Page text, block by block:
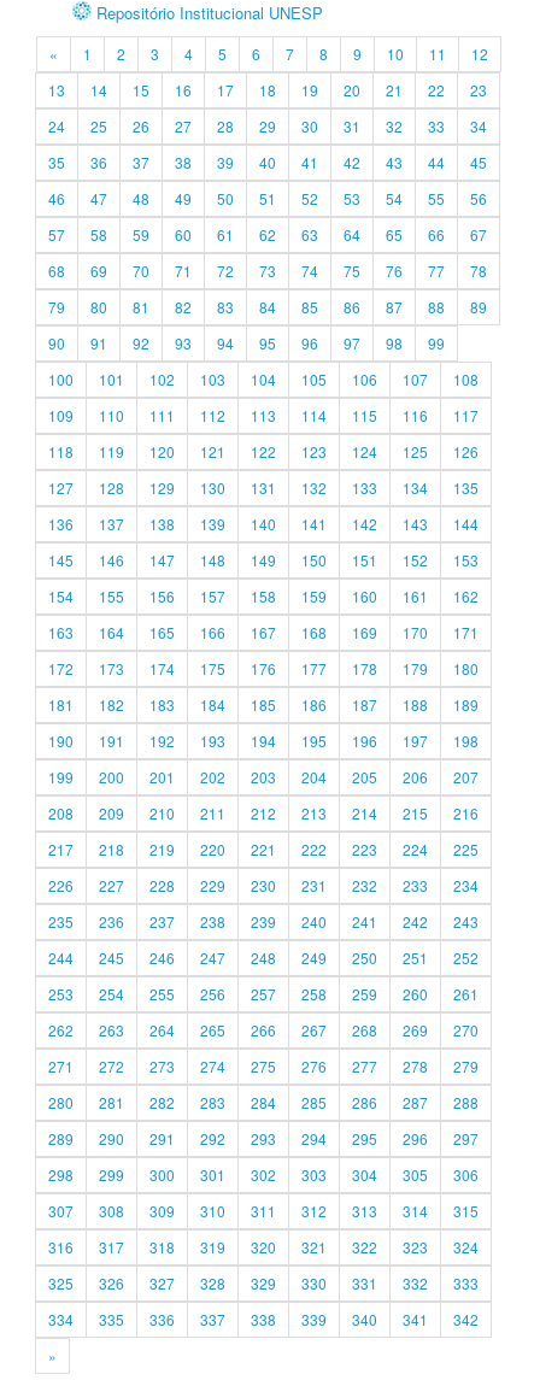
Repositório Institucional UNESP
« 1 2 3 4 5 6 7 8 9 10 11
12
13
14 15 16 17 18 19 20 21 22
23
24
25 26 27 28 29 30 31 32 33
34
35
36 37 38 39 40 41 42 43 44
45
46
47 48 49 50 51 52 53 54 55
56
57
58 59 60 61 62 63 64 65 66
67
68
69 70 71 72 73 74 75 76 77
78
79
80 81 82 83 84 85 86 87 88
89
90
91 92 93 94 95 96 97 98
99
100
101 102 103 104 105 106 107
108
109
110 111 112 113 114 115 116
117
118
119 120 121 122 123 124 125
126
127
128 129 130 131 132 133 134
135
136
137 138 139 140 141 142 143
144
145
146 147 148 149 150 151 152
153
154
155 156 157 158 159 160 161
162
163
164 165 166 167 168 169 170
171
172
173 174 175 176 177 178 179
180
181
182 183 184 185 186 187 188
189
190
191 192 193 194 195 196 197
198
199
200 201 202 203 204 205 206
207
208
209 210 211 212 213 214 215
216
217
218 219 220 221 222 223 224
225
226
227 228 229 230 231 232 233
234
235
236 237 238 239 240 241 242
243
244
245 246 247 248 249 250 251
252
253
254 255 256 257 258 259 260
261
262
263 264 265 266 267 268 269
270
271
272 273 274 275 276 277 278
279
280
281 282 283 284 285 286 287
288
289
290 291 292 293 294 295 296
297
298
299 300 301 302 303 304 305
306
307
308 309 310 311 312 313 314
315
316
317 318 319 320 321 322 323
324
325
326 327 328 329 330 331 332
333
334
335 336 337 338 339 340 341
342
»